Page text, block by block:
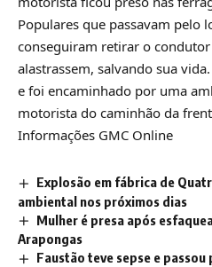
Populares que passavam pelo
conseguiram retirar o condutor
alastrassem, salvando sua
e foi encaminhado por uma
motorista do caminhão da
Informações GMC Online
Explosão em fábrica de
ambiental nos próximos dias
Mulher é presa após
Arapongas
Faustão teve sepse e